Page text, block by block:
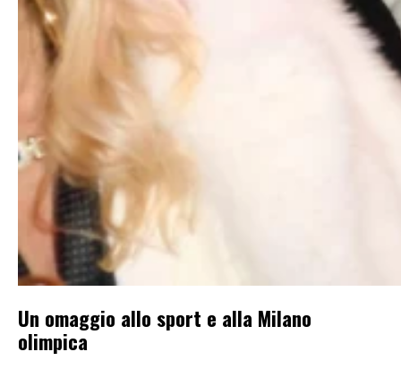
Un omaggio allo sport e alla Milano
olimpica